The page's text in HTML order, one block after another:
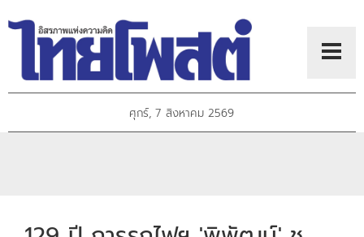
ศุกร์, 7 สิงหาคม 2569